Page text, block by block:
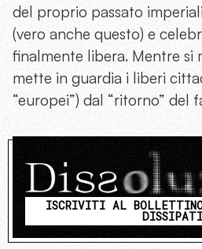
del proprio passato
(vero anche questo) e
finalmente libera. Mentre si
mette in guardia i liberi
“europei”) dal “ritorno” del
ISCRIVITI AL